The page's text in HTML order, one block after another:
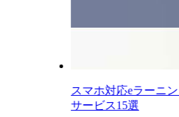
スマホ対応eラーニ
サービス15選